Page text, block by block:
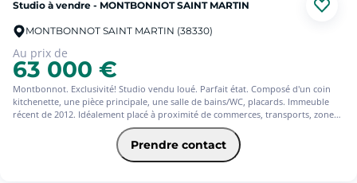
Studio à vendre - MONTBONNOT SAINT MARTIN
MONTBONNOT SAINT MARTIN (38330)
Au prix de
63 000 €
Montbonnot. Exclusivité! Studio vendu loué. Parfait état. Composé d'un coin
kitchenette, une pièce principale, une salle de bains/WC, placards. Immeuble
récent de 2012. Idéalement placé à proximité de commerces, transports, zone
d'activité tertiaire. Résidence avec restaurant, piscine, sauna, salle de sport,
ascenseur, fonctionnement inclus dans les charges s'élevant à environ 332
annuelle. Immeuble bien entretenu. Parking facile dans la copropriété. Idéal
Prendre contact